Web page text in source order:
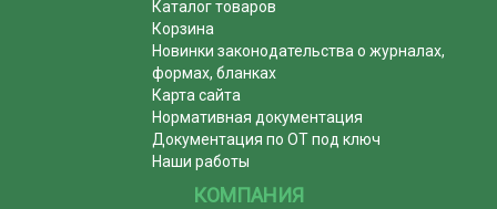
Каталог товаров
Корзина
Новинки законодательства о журналах,
формах, бланках
Карта сайта
Нормативная документация
Документация по ОТ под ключ
Наши работы
КОМПАНИЯ